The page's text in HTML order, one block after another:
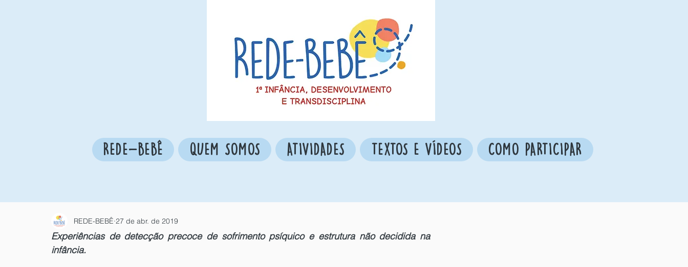
REDE-BEBÊ QUEM SOMOS ATIVIDADES TEXTOS E VÍDEOS COMO PARTICIPAR
REDE-BEBÊ 27 de abr. de 2019
Experiências de detecção precoce de sofrimento psíquico e estrutura não decidida na
infância.